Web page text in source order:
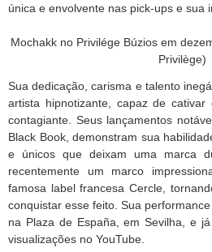
única e envolvente nas pick-ups e sua
Mochakk no Privilége Búzios em
Privilège)
Sua dedicação, carisma e talento
artista hipnotizante, capaz de
contagiante. Seus lançamentos
Black Book, demonstram sua
e únicos que deixam uma marca
recentemente um marco
famosa label francesa Cercle,
conquistar esse feito. Sua
na Plaza de España, em Sevilha, e
visualizações no YouTube.